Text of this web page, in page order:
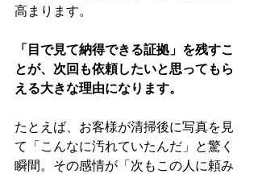
高まります。
「目で見て納得できる証拠」を残すこ
とが、次回も依頼したいと思ってもら
える大きな理由になります。
たとえば、お客様が清掃後に写真を見
て「こんなに汚れていたんだ」と驚く
瞬間。その感情が「次もこの人に頼み